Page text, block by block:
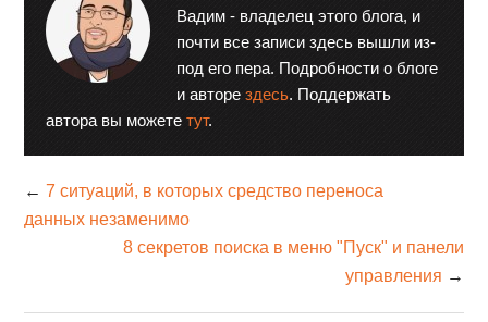
Вадим - владелец этого блога, и
почти все записи здесь вышли из-
под его пера. Подробности о блоге
и авторездесь. Поддержать
автора вы можететут.
← 7 ситуаций, в которых средство переноса
данных незаменимо
8 секретов поиска в меню "Пуск" и панели
управления →